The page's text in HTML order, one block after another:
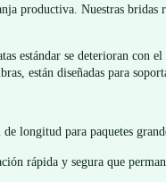
productiva. Nuestras bridas
estándar se deterioran
están diseñadas para
longitud para paquetes
rápida y segura que